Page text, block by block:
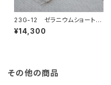
23G-12 ゼラニウムショートグ
ローブ
¥14,300
その他の商品